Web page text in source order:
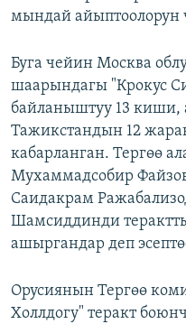
мындай айыптоолорун
Буга чейин Москва
шаарындагы "Крокус
байланыштуу 13
Тажикстандын 12
кабарланган. Тергөө
Мухаммадсобир
Саидакрам
Шамсиддинди
ашыргандар деп
Орусиянын Тергөө
Холлдогу" теракт